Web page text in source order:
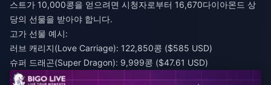
스트가 10,000콩을 얻으려면 시청자로부터 16,670다이아몬드 상
당의 선물을 받아야 합니다.
고가 선물 예시:
러브 캐리지(Love Carriage): 122,850콩 ($585 USD)
슈퍼 드래곤(Super Dragon): 9,999콩 ($47.61 USD)